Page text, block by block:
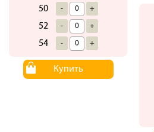
50 - +
52 - +
54 - +
Купить